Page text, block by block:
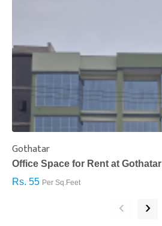
Gothatar
Office Space for Rent at Gothatar
Rs. 55 Per Sq.Feet
‹ ›